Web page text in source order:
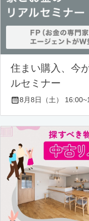
住まい購入、今
ルセミナー
8月8日（土）